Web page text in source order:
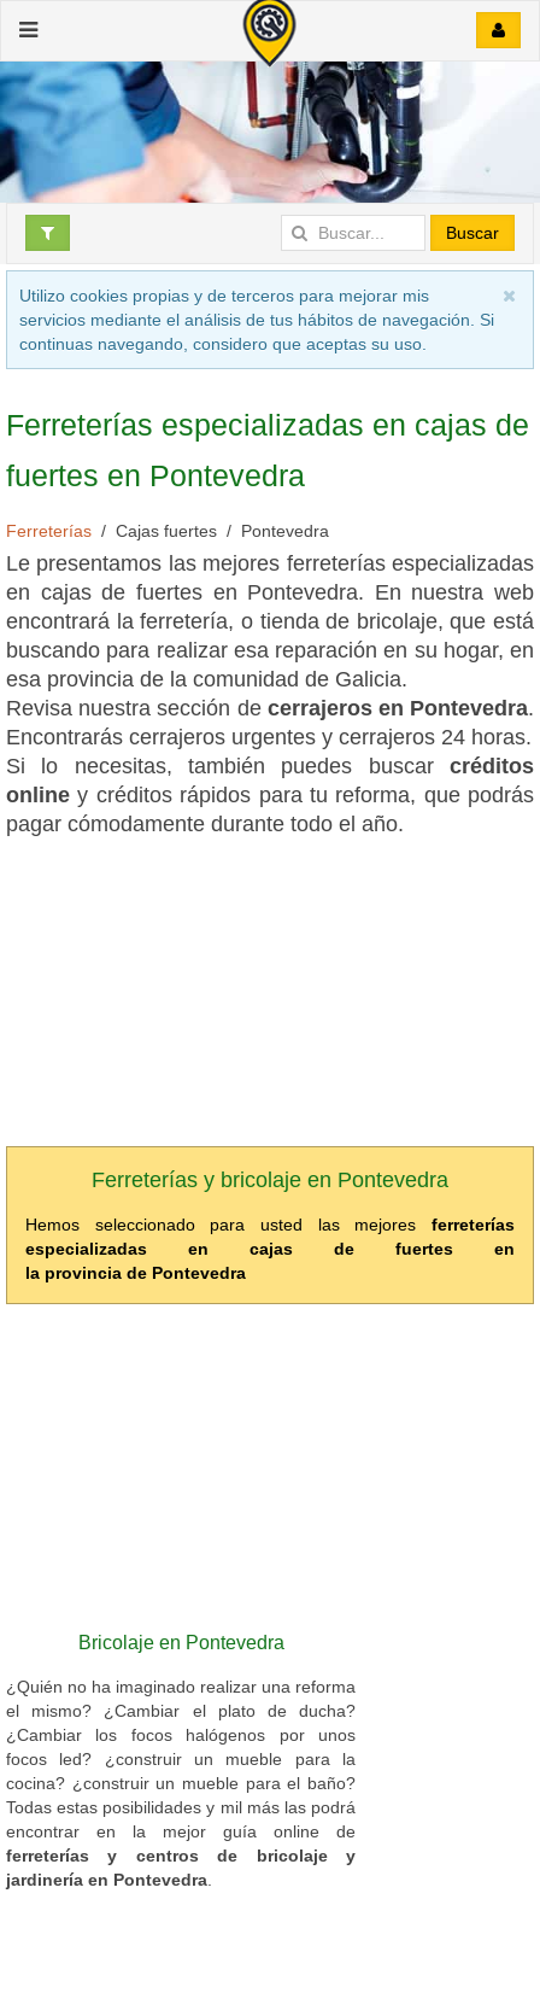
Buscar
Utilizo cookies propias y de terceros para mejorar mis
servicios mediante el análisis de tus hábitos de navegación. Si
continuas navegando, considero que aceptas su uso.
Ferreterías especializadas en cajas de
fuertes en Pontevedra
Ferreterías Cajas fuertes Pontevedra
Le presentamos las mejores ferreterías especializadas
en cajas de fuertes en Pontevedra. En nuestra web
encontrará la ferretería, o tienda de bricolaje, que está
buscando para realizar esa reparación en su hogar, en
esa provincia de la comunidad de Galicia.
Revisa nuestra sección de cerrajeros en Pontevedra.
Encontrarás cerrajeros urgentes y cerrajeros 24 horas.
Si lo necesitas, también puedes buscar créditos
onliney créditos rápidos para tu reforma, que podrás
pagar cómodamente durante todo el año.
Ferreterías y bricolaje en Pontevedra
Hemos seleccionado para usted las mejores ferreterías
especializadas en cajas de fuertes en
la provincia de Pontevedra
Bricolaje en Pontevedra
¿Quién no ha imaginado realizar una reforma
el mismo? ¿Cambiar el plato de ducha?
¿Cambiar los focos halógenos por unos
focos led? ¿construir un mueble para la
cocina? ¿construir un mueble para el baño?
Todas estas posibilidades y mil más las podrá
encontrar en la mejor guía online de
ferreterías y centros de bricolaje y
jardinería en Pontevedra